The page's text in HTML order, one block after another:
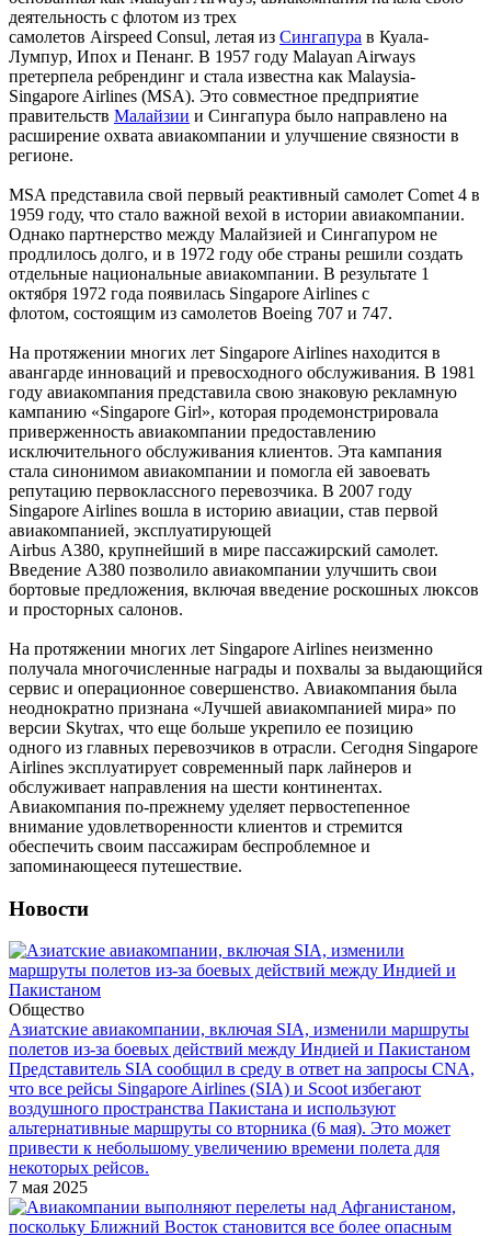
деятельность с флотом из трех
самолетов Airspeed Consul, летая из Сингапура в Куала-
Лумпур, Ипох и Пенанг. В 1957 году Malayan Airways
претерпела ребрендинг и стала известна как Malaysia-
Singapore Airlines (MSA). Это совместное предприятие
правительств Малайзии и Сингапура было направлено на
расширение охвата авиакомпании и улучшение связности в
регионе.
MSA представила свой первый реактивный самолет Comet 4 в
1959 году, что стало важной вехой в истории авиакомпании.
Однако партнерство между Малайзией и Сингапуром не
продлилось долго, и в 1972 году обе страны решили создать
отдельные национальные авиакомпании. В результате 1
октября 1972 года появилась Singapore Airlines с
флотом, состоящим из самолетов Boeing 707 и 747.
На протяжении многих лет Singapore Airlines находится в
авангарде инноваций и превосходного обслуживания. В 1981
году авиакомпания представила свою знаковую рекламную
кампанию «Singapore Girl», которая продемонстрировала
приверженность авиакомпании предоставлению
исключительного обслуживания клиентов. Эта кампания
стала синонимом авиакомпании и помогла ей завоевать
репутацию первоклассного перевозчика. В 2007 году
Singapore Airlines вошла в историю авиации, став первой
авиакомпанией, эксплуатирующей
Airbus A380, крупнейший в мире пассажирский самолет.
Введение A380 позволило авиакомпании улучшить свои
бортовые предложения, включая введение роскошных люксов
и просторных салонов.
На протяжении многих лет Singapore Airlines неизменно
получала многочисленные награды и похвалы за выдающийся
сервис и операционное совершенство. Авиакомпания была
неоднократно признана «Лучшей авиакомпанией мира» по
версии Skytrax, что еще больше укрепило ее позицию
одного из главных перевозчиков в отрасли. Сегодня Singapore
Airlines эксплуатирует современный парк лайнеров и
обслуживает направления на шести континентах.
Авиакомпания по-прежнему уделяет первостепенное
внимание удовлетворенности клиентов и стремится
обеспечить своим пассажирам беспроблемное и
запоминающееся путешествие.
Новости
Общество
Азиатские авиакомпании, включая SIA, изменили маршруты
полетов из-за боевых действий между Индией и Пакистаном
Представитель SIA сообщил в среду в ответ на запросы CNA,
что все рейсы Singapore Airlines (SIA) и Scoot избегают
воздушного пространства Пакистана и используют
альтернативные маршруты со вторника (6 мая). Это может
привести к небольшому увеличению времени полета для
некоторых рейсов.
7 мая 2025